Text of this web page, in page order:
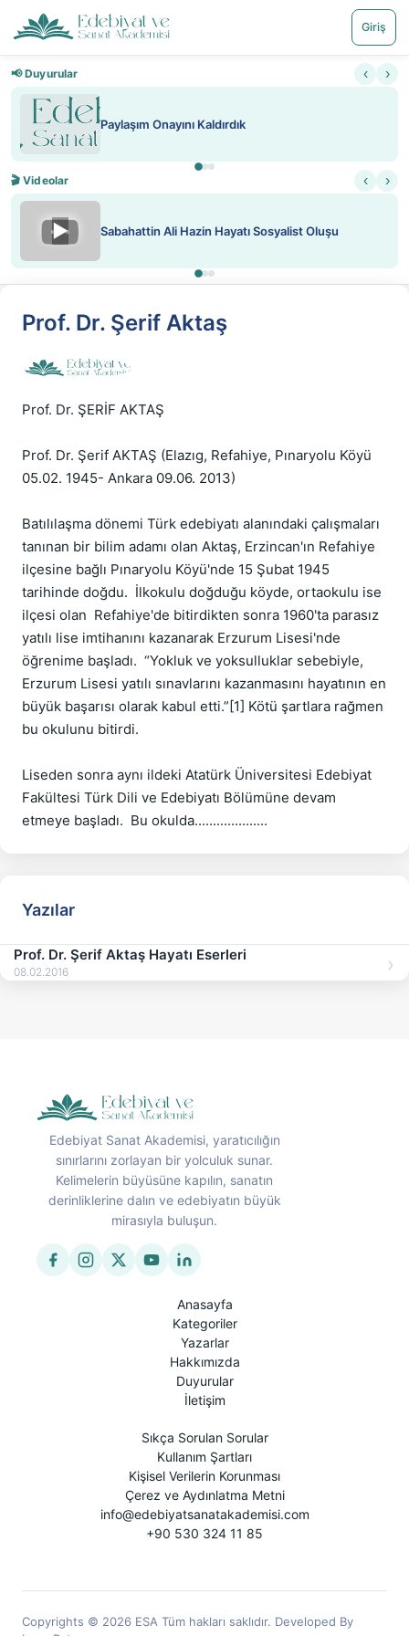
Giriş
📢 Duyurular ‹ ›
Paylaşım Onayını Kaldırdık
🎬 Videolar ‹ ›
▶ Sabahattin Ali Hazin Hayatı Sosyalist Oluşu
Prof. Dr. Şerif Aktaş
Prof. Dr. ŞERİF AKTAŞ
Prof. Dr. Şerif AKTAŞ (Elazıg, Refahiye, Pınaryolu Köyü
05.02. 1945- Ankara 09.06. 2013)
Batılılaşma dönemi Türk edebiyatı alanındaki çalışmaları
tanınan bir bilim adamı olan Aktaş, Erzincan'ın Refahiye
ilçesine bağlı Pınaryolu Köyü'nde 15 Şubat 1945
tarihinde doğdu.  İlkokulu doğduğu köyde, ortaokulu ise
ilçesi olan  Refahiye'de bitirdikten sonra 1960'ta parasız
yatılı lise imtihanını kazanarak Erzurum Lisesi'nde
öğrenime başladı.  “Yokluk ve yoksulluklar sebebiyle,
Erzurum Lisesi yatılı sınavlarını kazanmasını hayatının en
büyük başarısı olarak kabul etti.”[1] Kötü şartlara rağmen
bu okulunu bitirdi.
Liseden sonra aynı ildeki Atatürk Üniversitesi Edebiyat
Fakültesi Türk Dili ve Edebiyatı Bölümüne devam
etmeye başladı.  Bu okulda....................
Yazılar
Prof. Dr. Şerif Aktaş Hayatı Eserleri
08.02.2016
Edebiyat Sanat Akademisi, yaratıcılığın
sınırlarını zorlayan bir yolculuk sunar.
Kelimelerin büyüsüne kapılın, sanatın
derinliklerine dalın ve edebiyatın büyük
mirasıyla buluşun.
Anasayfa
Kategoriler
Yazarlar
Hakkımızda
Duyurular
İletişim
Sıkça Sorulan Sorular
Kullanım Şartları
Kişisel Verilerin Korunması
Çerez ve Aydınlatma Metni
info@edebiyatsanatakademisi.com
+90 530 324 11 85
Copyrights © 2026 ESA Tüm hakları saklıdır. Developed By